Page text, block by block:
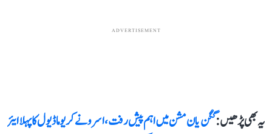
ADVERTISEMENT
یہ بھی پڑھیں :گگن یان مشن میں اہم پیش رفت، اسرو نے کریو ماڈیول کا پہلا ایئر